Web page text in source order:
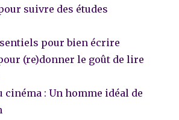
suivre des études
pour bien écrire
(re)donner le goût de lire
cinéma : Un homme idéal de